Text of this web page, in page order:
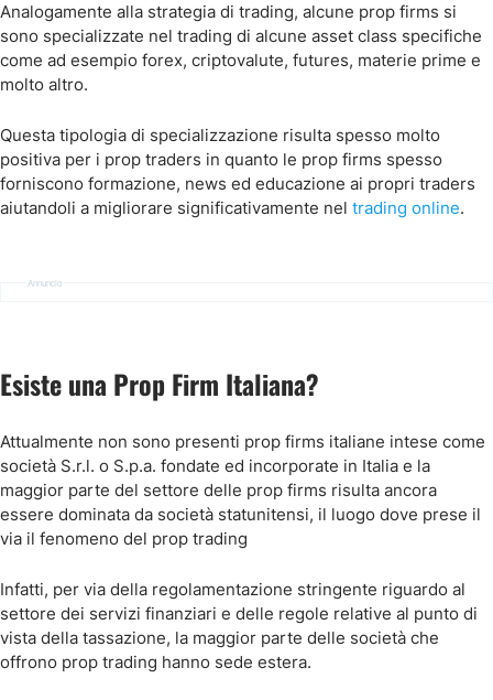
Analogamente alla strategia di trading, alcune prop firms si
sono specializzate nel trading di alcune asset class specifiche
come ad esempio forex, criptovalute, futures, materie prime e
molto altro.
Questa tipologia di specializzazione risulta spesso molto
positiva per i prop traders in quanto le prop firms spesso
forniscono formazione, news ed educazione ai propri traders
aiutandoli a migliorare significativamente nel trading online.
Annuncio
Esiste una Prop Firm Italiana?
Attualmente non sono presenti prop firms italiane intese come
società S.r.l. o S.p.a. fondate ed incorporate in Italia e la
maggior parte del settore delle prop firms risulta ancora
essere dominata da società statunitensi, il luogo dove prese il
via il fenomeno del prop trading
Infatti, per via della regolamentazione stringente riguardo al
settore dei servizi finanziari e delle regole relative al punto di
vista della tassazione, la maggior parte delle società che
offrono prop trading hanno sede estera.